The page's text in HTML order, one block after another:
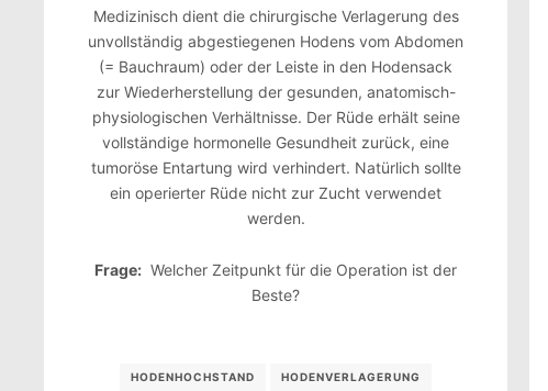
Medizinisch dient die chirurgische Verlagerung des
unvollständig abgestiegenen Hodens vom Abdomen
(= Bauchraum) oder der Leiste in den Hodensack
zur Wiederherstellung der gesunden, anatomisch-
physiologischen Verhältnisse. Der Rüde erhält seine
vollständige hormonelle Gesundheit zurück, eine
tumoröse Entartung wird verhindert. Natürlich sollte
ein operierter Rüde nicht zur Zucht verwendet
werden.
Frage: Welcher Zeitpunkt für die Operation ist der
Beste?
HODENHOCHSTAND HODENVERLAGERUNG